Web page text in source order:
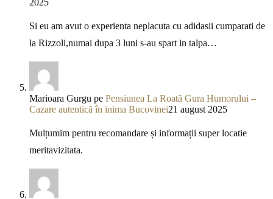
Si eu am avut o experienta neplacuta cu adidasii cumparati de
la Rizzoli,numai dupa 3 luni s-au spart in talpa…
Marioara Gurgu pe Pensiunea La Roată Gura Humorului –
Cazare autentică în inima Bucovinei21 august 2025
Mulțumim pentru recomandare și informații super locatie
meritavizitata.